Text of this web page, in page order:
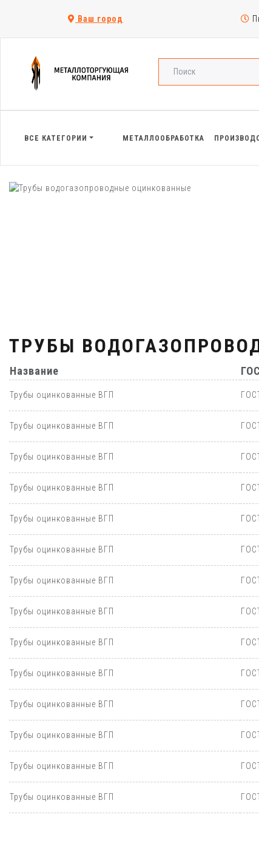
Ваш город
ВСЕ КАТЕГОРИИ МЕТАЛЛООБРАБОТКА
ТРУБЫ
Название
Трубы оцинкованные ВГП
Трубы оцинкованные ВГП
Трубы оцинкованные ВГП
Трубы оцинкованные ВГП
Трубы оцинкованные ВГП
Трубы оцинкованные ВГП
Трубы оцинкованные ВГП
Трубы оцинкованные ВГП
Трубы оцинкованные ВГП
Трубы оцинкованные ВГП
Трубы оцинкованные ВГП
Трубы оцинкованные ВГП
Трубы оцинкованные ВГП
Трубы оцинкованные ВГП